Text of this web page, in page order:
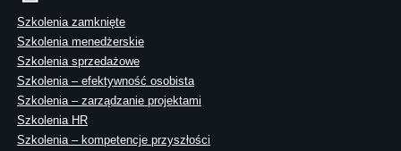
Szkolenia zamknięte
Szkolenia menedżerskie
Szkolenia sprzedażowe
Szkolenia – efektywność osobista
Szkolenia – zarządzanie projektami
Szkolenia HR
Szkolenia – kompetencje przyszłości